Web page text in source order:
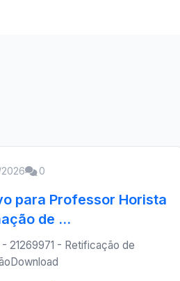
0
para Professor Horista
de ...
- 21269971 - Retificação de